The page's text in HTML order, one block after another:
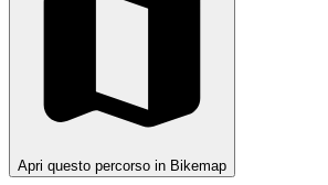
Apri questo percorso in Bikemap